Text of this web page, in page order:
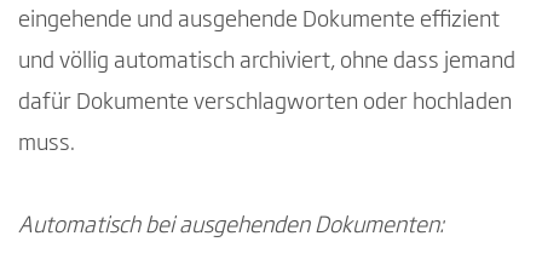
eingehende und ausgehende Dokumente effizient
und völlig automatisch archiviert, ohne dass jemand
dafür Dokumente verschlagworten oder hochladen
muss.
Automatisch bei ausgehenden Dokumenten: